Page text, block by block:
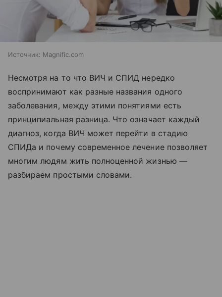
Источник: Magnific.com
Несмотря на то что ВИЧ и СПИД нередко
воспринимают как разные названия одного
заболевания, между этими понятиями есть
принципиальная разница. Что означает каждый
диагноз, когда ВИЧ может перейти в стадию
СПИДа и почему современное лечение позволяет
многим людям жить полноценной жизнью —
разбираем простыми словами.